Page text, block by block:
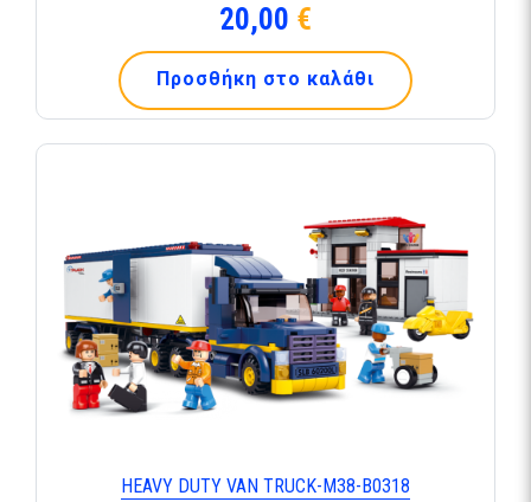
20,00 €
Προσθήκη στο καλάθι
HEAVY DUTY VAN TRUCK-M38-B0318